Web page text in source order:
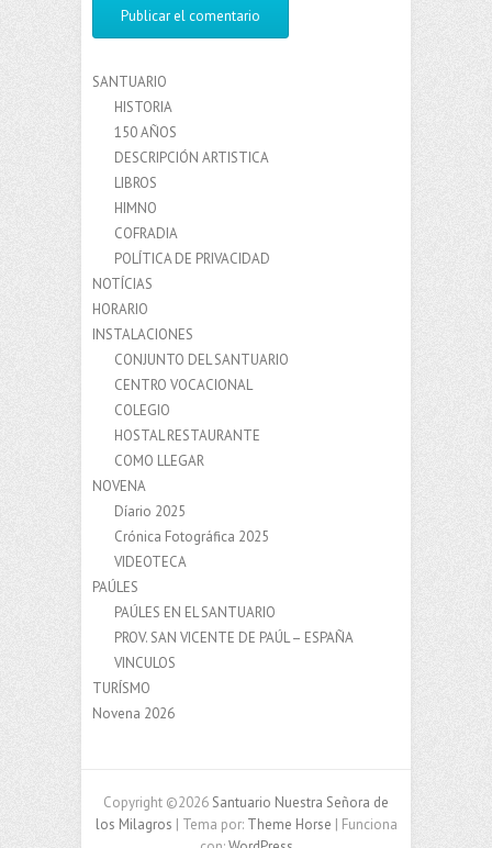
SANTUARIO
HISTORIA
150 AÑOS
DESCRIPCIÓN ARTISTICA
LIBROS
HIMNO
COFRADIA
POLÍTICA DE PRIVACIDAD
NOTÍCIAS
HORARIO
INSTALACIONES
CONJUNTO DEL SANTUARIO
CENTRO VOCACIONAL
COLEGIO
HOSTAL RESTAURANTE
COMO LLEGAR
NOVENA
Díario 2025
Crónica Fotográfica 2025
VIDEOTECA
PAÚLES
PAÚLES EN EL SANTUARIO
PROV. SAN VICENTE DE PAÚL – ESPAÑA
VINCULOS
TURÍSMO
Novena 2026
Copyright ©2026 Santuario Nuestra Señora de
los Milagros | Tema por: Theme Horse | Funciona